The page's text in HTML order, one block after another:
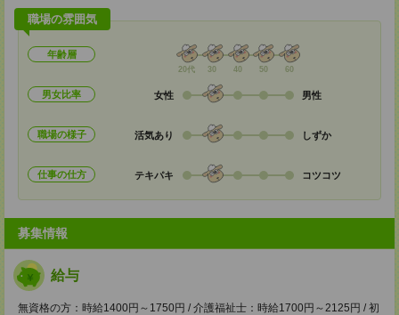
職場の雰囲気
年齢層
20代 30 40 50 60
男女比率 女性 男性
職場の様子 活気あり しずか
仕事の仕方 テキパキ コツコツ
募集情報
給与
無資格の方：時給1400円～1750円 / 介護福祉士：時給1700円～2125円 / 初